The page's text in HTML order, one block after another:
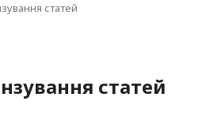
статей
статей